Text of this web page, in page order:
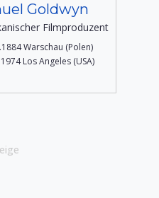
Goldwyn
Filmproduzent
Warschau (Polen)
Los Angeles (USA)